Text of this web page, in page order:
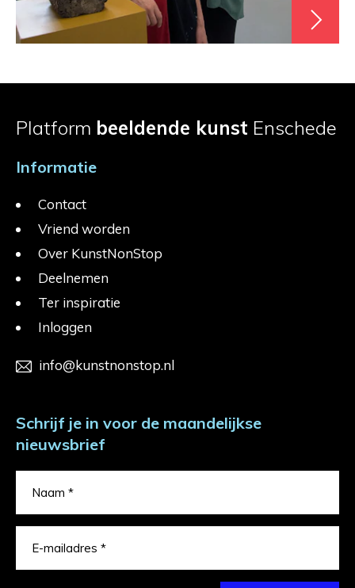
Platform beeldende kunst Enschede
Informatie
Contact
Vriend worden
Over KunstNonStop
Deelnemen
Ter inspiratie
Inloggen
info@kunstnonstop.nl
Schrijf je in voor de maandelijkse
nieuwsbrief